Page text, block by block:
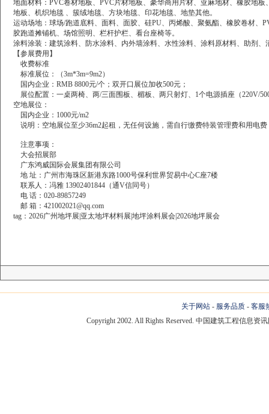
地面材料：PVC卷材地板、PVC片材地板、豪华商用片材、亚麻地材、橡胶地
地板、机织地毯 、簇绒地毯、方块地毯、印花地毯、地垫其他。
运动场地：球场/跑道底料、面料、面胶、硅PU、丙烯酸、聚氨酯、橡胶卷材、
胶跑道摊铺机、场馆照明、栏杆护栏、看台座椅等。
涂料涂装：建筑涂料、防水涂料、内外墙涂料、水性涂料、涂料原材料、助剂
【参展费用】
收费标准
标准展位：（3m*3m=9m2）
国内企业：RMB 8800元/个；双开口展位加收500元；
展位配置：一桌两椅、两/三面围板、楣板、两只射灯、1个电源插座（220V/
空地展位：
国内企业：1000元/m2
说明：空地展位至少36m2起租，无任何设施，需自行缴费特装管理费和用电
注意事项：
大会招展部
广东鸿威国际会展集团有限公司
地 址：广州市海珠区新港东路1000号保利世界贸易中心C座7楼
联系人：冯雅 13902401844（通V信同号）
电 话：020-89857249
邮 箱：421002021@qq.com
tag：2026广州地坪展|亚太地坪材料展|地坪涂料展会|2026地坪展会
关于网站 - 服务品质 - 客服
Copyright 2002. All Rights Reserved. 中国建筑工程信息资